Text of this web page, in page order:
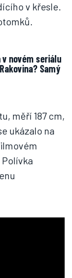
v křesle.
v novém seriálu
Samý
měří 187 cm,
ukázalo na